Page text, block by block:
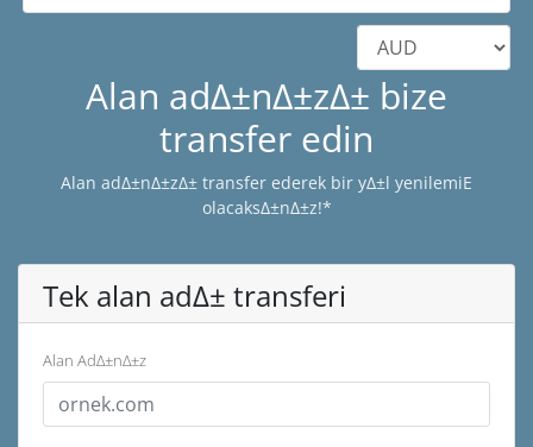
Alan adΔ±nΔ±zΔ± bize
transfer edin
Alan adΔ±nΔ±zΔ± transfer ederek bir yΔ±l yenilemiΕ
olacaksΔ±nΔ±z!*
Tek alan adΔ± transferi
Alan AdΔ±nΔ±z